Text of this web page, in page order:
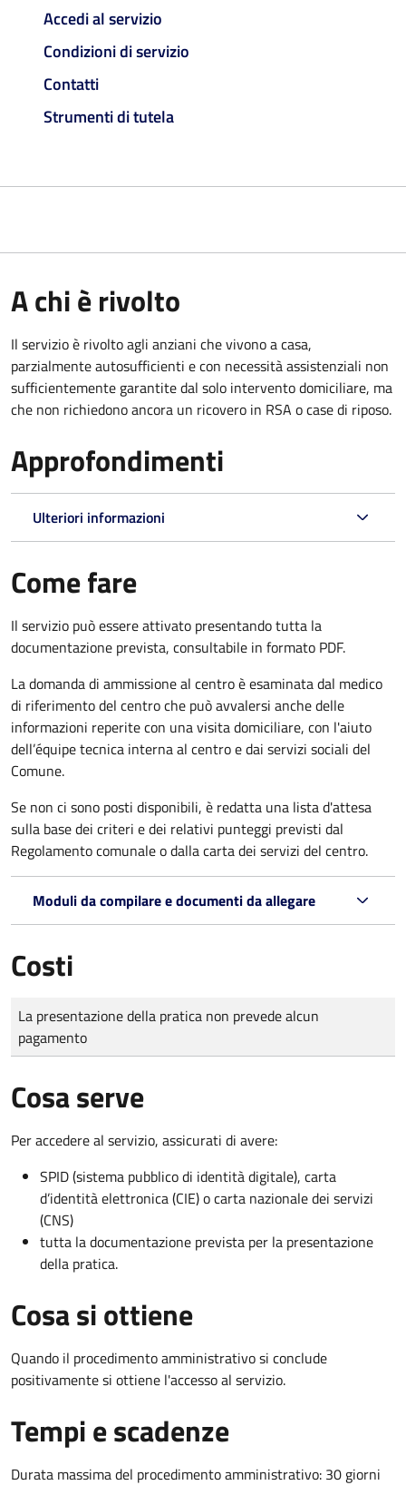
Accedi al servizio
Condizioni di servizio
Contatti
Strumenti di tutela
A chi è rivolto
Il servizio è rivolto agli anziani che vivono a casa,
parzialmente autosufficienti e con necessità assistenziali non
sufficientemente garantite dal solo intervento domiciliare, ma
che non richiedono ancora un ricovero in RSA o case di riposo.
Approfondimenti
Ulteriori informazioni
Come fare
Il servizio può essere attivato presentando tutta la
documentazione prevista, consultabile in formato PDF.
La domanda di ammissione al centro è esaminata dal medico
di riferimento del centro che può avvalersi anche delle
informazioni reperite con una visita domiciliare, con l'aiuto
dell’équipe tecnica interna al centro e dai servizi sociali del
Comune.
Se non ci sono posti disponibili, è redatta una lista d'attesa
sulla base dei criteri e dei relativi punteggi previsti dal
Regolamento comunale o dalla carta dei servizi del centro.
Moduli da compilare e documenti da allegare
Costi
Tipo di pagamento
Importo
La presentazione della pratica non prevede alcun
pagamento
Cosa serve
Per accedere al servizio, assicurati di avere:
SPID (sistema pubblico di identità digitale), carta
d’identità elettronica (CIE) o carta nazionale dei servizi
(CNS)
tutta la documentazione prevista per la presentazione
della pratica.
Cosa si ottiene
Quando il procedimento amministrativo si conclude
positivamente si ottiene l'accesso al servizio.
Tempi e scadenze
Durata massima del procedimento amministrativo: 30 giorni